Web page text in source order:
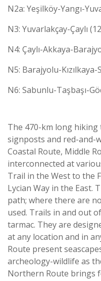
N2a: Yeşilköy-Yangı-
N3: Yuvarlakçay-Çaylı
N4: Çaylı-Akkaya-
N5: Barajyolu-
N6: Sabunlu-Taşbaşı-
The 470-km long
signposts and red-and-
Coastal Route, Middle
interconnected at
Trail in the West to the
Lycian Way in the East.
path; where there are
used. Trails in and out
tarmac. They are
at any location and in
Route present
archeology-wildlife as
Northern Route brings